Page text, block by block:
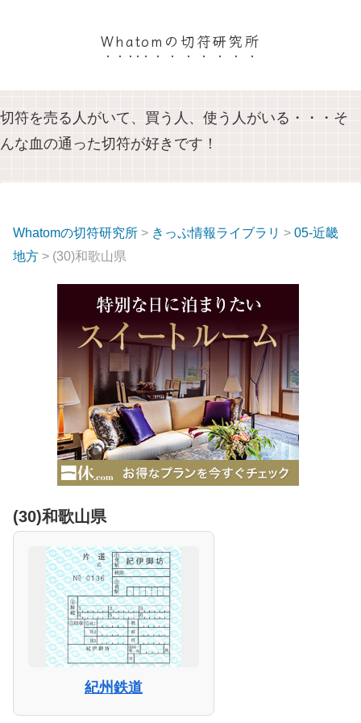
Whatomの切符研究所
切符を売る人がいて、買う人、使う人がいる・・・そ
んな血の通った切符が好きです！
Whatomの切符研究所 > きっぷ情報ライブラリ > 05-近畿
地方 > (30)和歌山県
(30)和歌山県
紀州鉄道